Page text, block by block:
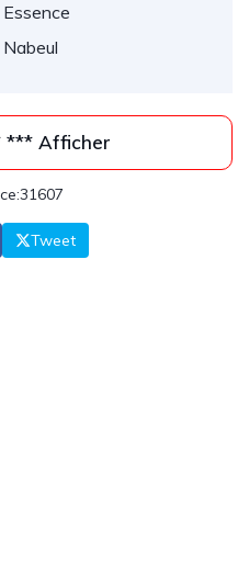
Essence
Nabeul
945 *** *** Afficher
Tweet